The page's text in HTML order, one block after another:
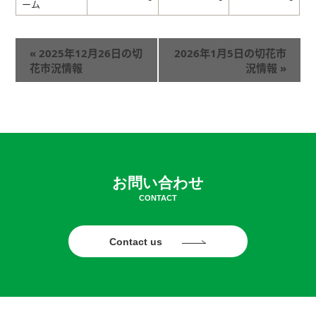
ーム
« 2025年12月26日の切
花市況情報
2026年1月5日の切花市
況情報 »
お問い合わせ
CONTACT
Contact us